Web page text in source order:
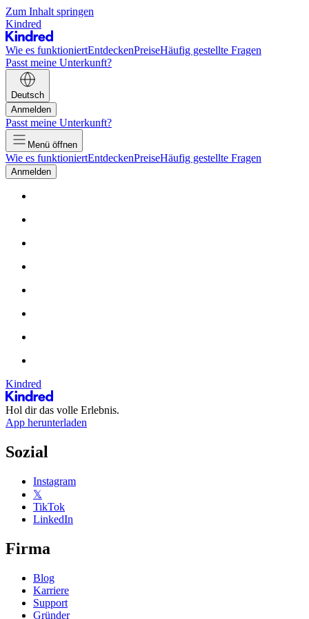
Zum Inhalt springen
Kindred
Wie es funktioniertEntdeckenPreiseHäufig gestellte Fragen
Passt meine Unterkunft?
Deutsch
Anmelden
Passt meine Unterkunft?
Menü öffnen
Wie es funktioniertEntdeckenPreiseHäufig gestellte Fragen
Anmelden
Kindred
Hol dir das volle Erlebnis.
App herunterladen
Sozial
Instagram
𝕏
TikTok
LinkedIn
Firma
Blog
Karriere
Support
Gründer